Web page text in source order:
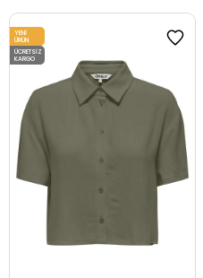
YENI
ÜRÜN
ÜCRETSIZ
KARGO